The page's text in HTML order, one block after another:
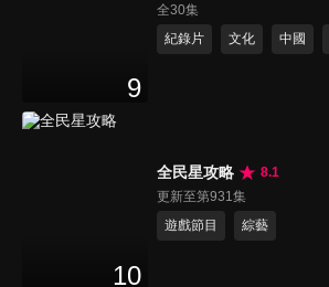
9
全30集
紀錄片
文化 中國
10
全民星攻略
8.1
更新至第931集
遊戲節目
綜藝